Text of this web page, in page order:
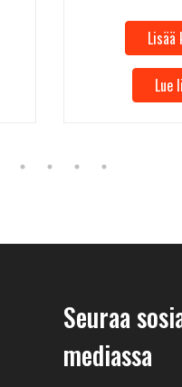
Lisää
Lue
Seuraa
mediassa